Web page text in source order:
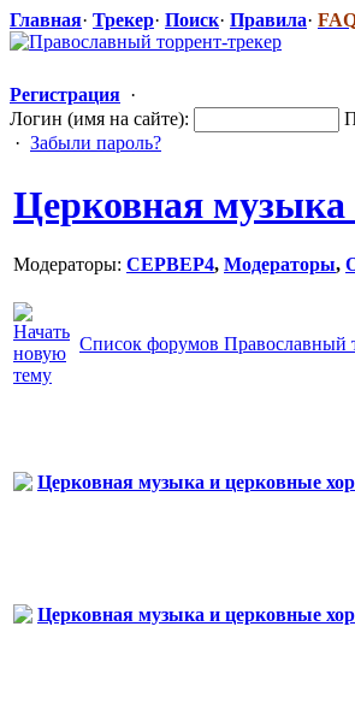
Главная· Трекер· Поиск· Правила·
Регистрация ·
Логин (имя на сайте):
· Забыли пароль?
Церковная
Модераторы: CEPBEP4, Модераторы,
Список форумов Православный
Церковная музыка и церковные
Церковная музыка и церковные